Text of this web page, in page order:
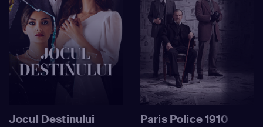
Jocul Destinului Paris Police 1910